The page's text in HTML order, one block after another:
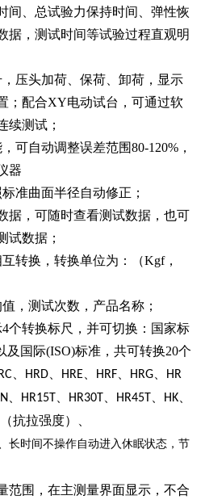
间、总试验力保持时间、弹性恢
据，测试时间等试验过程直观明
压头加荷、保荷、卸荷，显示
；配合XY电动试台，可通过软
续测试；
可自动调整误差范围80-120%，
器
准曲面半径自动修正；
据，可随时查看测试数据，也可
试数据；
转换，转换单位为：（Kgf，
，测试次数，产品名称；
个转换标尺，并可切换：国家标
及国际(ISO)标准，共可转换20个
HRD HRE HRF HRG
HR
HR15T HR30T HR45T HK
（抗拉强度）、
长时间不操作自动进入休眠状态，节
范围，在主测量界面显示，不合